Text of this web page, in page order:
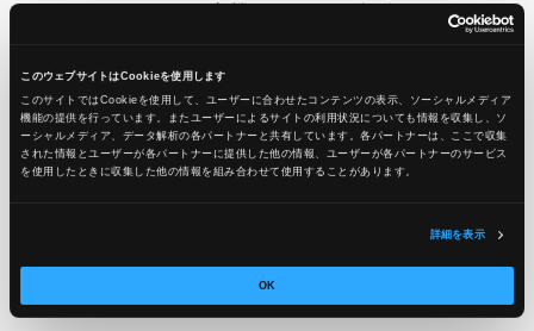
このウェブサイトはCookieを使用します
このサイトではCookieを使用して、ユーザーに合わせたコンテンツの表示、ソーシャルメディア
機能の提供を行っています。またユーザーによるサイトの利用状況についても情報を収集し、ソ
ーシャルメディア、データ解析の各パートナーと共有しています。各パートナーは、ここで収集
された情報とユーザーが各パートナーに提供した他の情報、ユーザーが各パートナーのサービス
を使用したときに収集した他の情報を組み合わせて使用​​することがあります。
詳細を表示
OK
はいきません。Slackの各機能は、まさに命がけのツールと
「#機密情報」の誤爆は、お家取り潰しレベル！
は「🔒#密命_対武田用」のような、鍵付きのプライベートチャ
ンネルで極秘に共有されていたに違いありません。